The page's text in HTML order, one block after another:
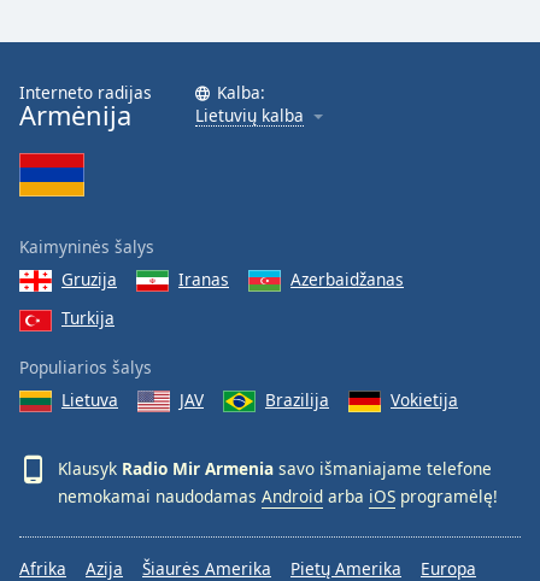
Family
Reset
Done
Dialog
End
dialog
window.
Interneto radijas
Armėnija
Kalba:
Lietuvių kalba
Kaimyninės šalys
Gruzija
Iranas
Azerbaidžanas
Turkija
Populiarios šalys
Lietuva
JAV Brazilija Vokietija
Klausyk Radio Mir Armenia savo išmaniajame telefone
nemokamai naudodamas Android arba iOS programėlę!
Afrika Azija Šiaurės Amerika Pietų Amerika Europa